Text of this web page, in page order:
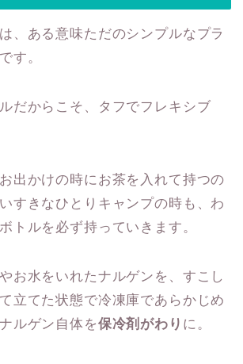
、ある意味ただのシンプルなプラ
す。
だからこそ、タフでフレキシブ
出かけの時にお茶を入れて持つの
すきなひとりキャンプの時も、わ
トルを必ず持っていきます。
お水をいれたナルゲンを、すこし
立てた状態で冷凍庫であらかじめ
ルゲン自体を保冷剤がわり に。